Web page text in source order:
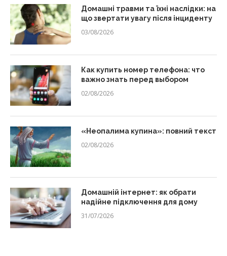
Домашні травми та їхні наслідки: на
що звертати увагу після інциденту
03/08/2026
Как купить номер телефона: что
важно знать перед выбором
02/08/2026
«Неопалима купина»: повний текст
02/08/2026
Домашній інтернет: як обрати
надійне підключення для дому
31/07/2026